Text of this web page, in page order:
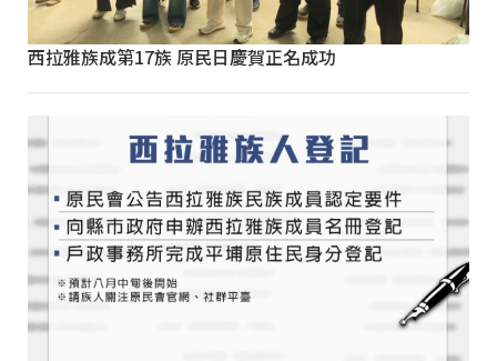
西拉雅族成第17族 原民日慶賀正名成功